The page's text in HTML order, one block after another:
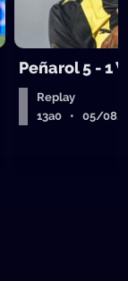
Peñarol 5 - 1
Replay
13a0 • 05/08/